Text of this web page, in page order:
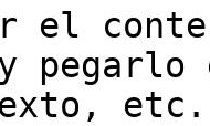
el
etc.